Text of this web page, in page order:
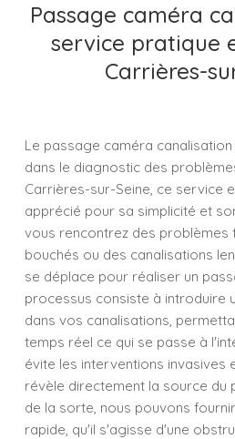
Passage caméra
service pratique
Carrières-
Le passage caméra
dans le diagnostic des
Carrières-sur-Seine, ce service
apprécié pour sa simplicité et
vous rencontrez des problèmes
bouchés ou des canalisations
se déplace pour réaliser un
processus consiste à introduire
dans vos canalisations,
temps réel ce qui se passe à
évite les interventions invasives
révèle directement la source du
de la sorte, nous pouvons
rapide, qu'il s'agisse d'une